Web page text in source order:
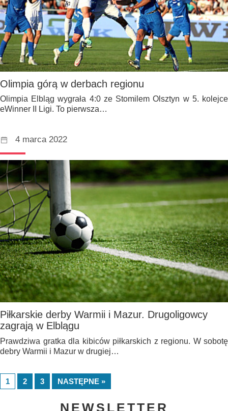
Olimpia górą w derbach regionu
Olimpia Elbląg wygrała 4:0 ze Stomilem Olsztyn w 5. kolejce
eWinner II Ligi. To pierwsza…
4 marca 2022
Piłkarskie derby Warmii i Mazur. Drugoligowcy
zagrają w Elblągu
Prawdziwa gratka dla kibiców piłkarskich z regionu. W sobotę
debry Warmii i Mazur w drugiej…
1 2 3 NASTĘPNE »
NEWSLETTER